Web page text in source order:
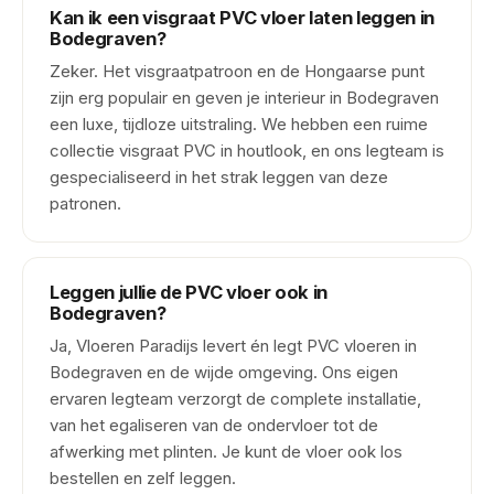
Kan ik een visgraat PVC vloer laten leggen in
Bodegraven?
Zeker. Het visgraatpatroon en de Hongaarse punt
zijn erg populair en geven je interieur in Bodegraven
een luxe, tijdloze uitstraling. We hebben een ruime
collectie visgraat PVC in houtlook, en ons legteam is
gespecialiseerd in het strak leggen van deze
patronen.
Leggen jullie de PVC vloer ook in
Bodegraven?
Ja, Vloeren Paradijs levert én legt PVC vloeren in
Bodegraven en de wijde omgeving. Ons eigen
ervaren legteam verzorgt de complete installatie,
van het egaliseren van de ondervloer tot de
afwerking met plinten. Je kunt de vloer ook los
bestellen en zelf leggen.